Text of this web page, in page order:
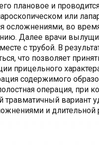
плановое и
или
осложнениями, во
Далее врачи
с трубой. В
что позволяет
прицельного
содержимого
операция, при
травматичный вариант
и длительной